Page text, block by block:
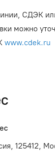
СДЭК
можно
www.cdek.ru
125412,